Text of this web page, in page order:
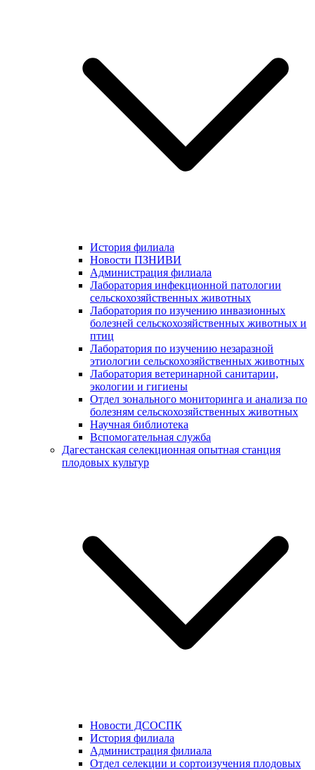
История филиала
Новости ПЗНИВИ
Администрация филиала
Лаборатория инфекционной патологии
сельскохозяйственных животных
Лаборатория по изучению инвазионных
болезней сельскохозяйственных животных и
птиц
Лаборатория по изучению незаразной
этиологии сельскохозяйственных животных
Лаборатория ветеринарной санитарии,
экологии и гигиены
Отдел зонального мониторинга и анализа по
болезням сельскохозяйственных животных
Научная библиотека
Вспомогательная служба
Дагестанская селекционная опытная станция
плодовых культур
Новости ДСОСПК
История филиала
Администрация филиала
Отдел селекции и сортоизучения плодовых